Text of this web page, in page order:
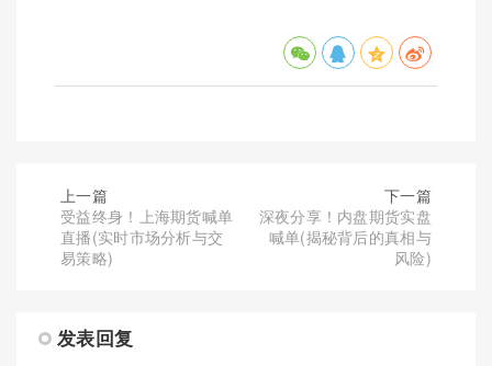
上一篇
受益终身！上海期货喊单
直播(实时市场分析与交
易策略)
下一篇
深夜分享！内盘期货实盘
喊单(揭秘背后的真相与
风险)
发表回复